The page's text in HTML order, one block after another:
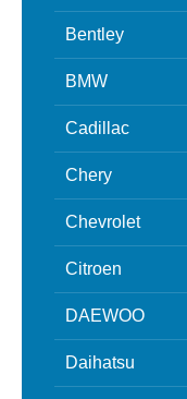
Bentley
BMW
Cadillac
Chery
Chevrolet
Citroen
DAEWOO
Daihatsu